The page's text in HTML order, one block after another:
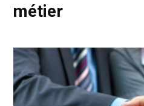
métier